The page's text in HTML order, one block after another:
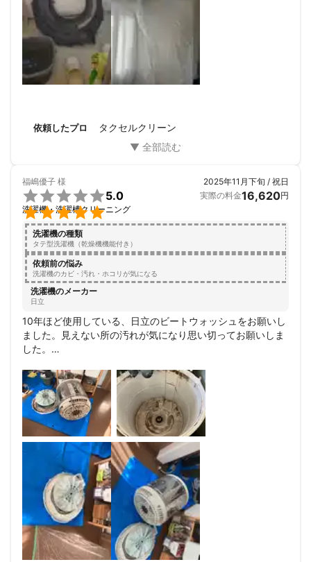
依頼したプロ タクセルクリーン
福嶋優子 様


5.0
洗濯機・洗濯槽クリーニング
2025年11月下旬 / 祝日
実際の料金16,620円
洗濯機の種類
タテ型洗濯機（乾燥機機能付き）
依頼前の悩み
洗濯機のカビ・汚れ・ホコリが気になる
洗濯機のメーカー
日立
10年ほど使用している、日立のビートウォッシュをお願いし
ました。見えない所の汚れが気になり思い切ってお願いしま
した。
他社では日立製は別料金をとるのに、タクセルクリーンさん
は別料金をとらずに手早くきれいにしてくださいました。
どうもありがとうございました。